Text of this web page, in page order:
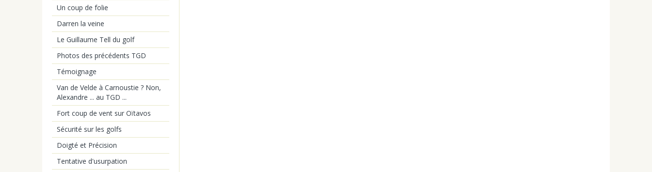
Un coup de folie
Darren la veine
Le Guillaume Tell du golf
Photos des précédents TGD
Témoignage
Van de Velde à Carnoustie ? Non,
Alexandre ... au TGD ...
Fort coup de vent sur Oïtavos
Sécurité sur les golfs
Doigté et Précision
Tentative d'usurpation